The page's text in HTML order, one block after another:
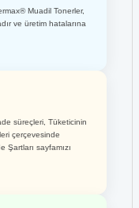
Muadil Tonerler,
ve üretim hatalarına
süreçleri, Tüketicinin
çerçevesinde
Şartları sayfamızı